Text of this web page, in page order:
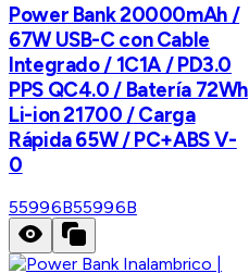
Power Bank 20000mAh /
67W USB-C con Cable
Integrado / 1C1A / PD3.0
PPS QC4.0 / Batería 72Wh
Li-ion 21700 / Carga
Rápida 65W / PC+ABS V-
0
55996B55996B